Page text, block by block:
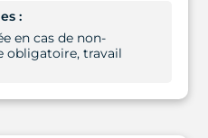
:
en cas de non-
obligatoire, travail